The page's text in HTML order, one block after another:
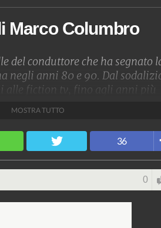
Marco Columbro
del conduttore che ha segnato
negli anni 80 e 90. Dal
alle fiction tv, fino agli anni più
video-76.076 foto
MOSTRA TUTTO
36
0